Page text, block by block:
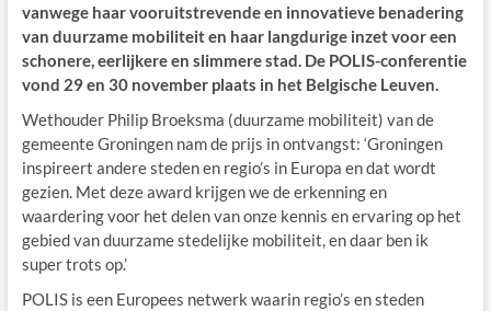
vanwege haar vooruitstrevende en innovatieve benadering
van duurzame mobiliteit en haar langdurige inzet voor een
schonere, eerlijkere en slimmere stad. De POLIS-conferentie
vond 29 en 30 november plaats in het Belgische Leuven.
Wethouder Philip Broeksma (duurzame mobiliteit) van de
gemeente Groningen nam de prijs in ontvangst: ‘Groningen
inspireert andere steden en regio’s in Europa en dat wordt
gezien. Met deze award krijgen we de erkenning en
waardering voor het delen van onze kennis en ervaring op het
gebied van duurzame stedelijke mobiliteit, en daar ben ik
super trots op.’
POLIS is een Europees netwerk waarin regio’s en steden